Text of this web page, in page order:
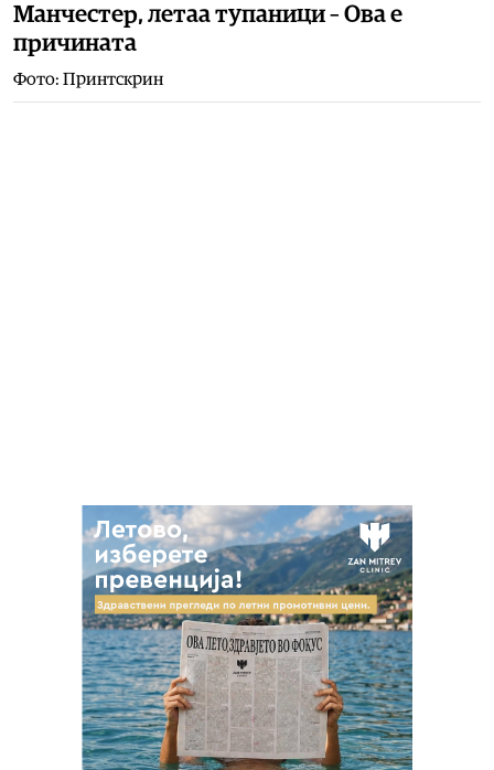
Манчестер, летаа тупаници – Oва е
причината
Фото: Принтскрин